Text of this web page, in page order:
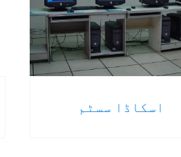
اسکاڈا سسٹم